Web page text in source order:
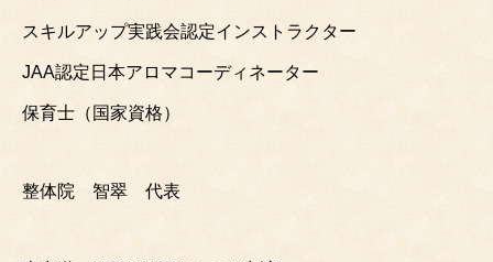
スキルアップ実践会認定インストラクター
JAA認定日本アロマコーディネーター
保育士（国家資格）
整体院 智翠 代表